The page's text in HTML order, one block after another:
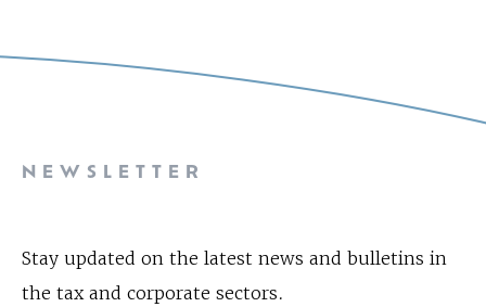
NEWSLETTER
Stay updated on the latest news and bulletins in
the tax and corporate sectors.